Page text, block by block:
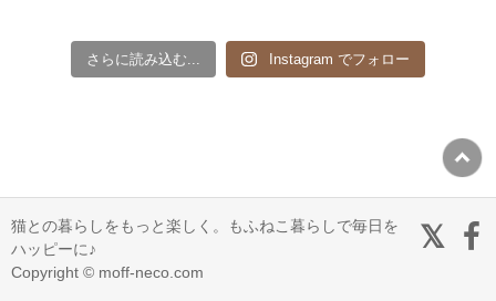
さらに読み込む... Instagram でフォロー
猫との暮らしをもっと楽しく。もふねこ暮らしで毎日を
ハッピーに♪
Copyright © moff-neco.com